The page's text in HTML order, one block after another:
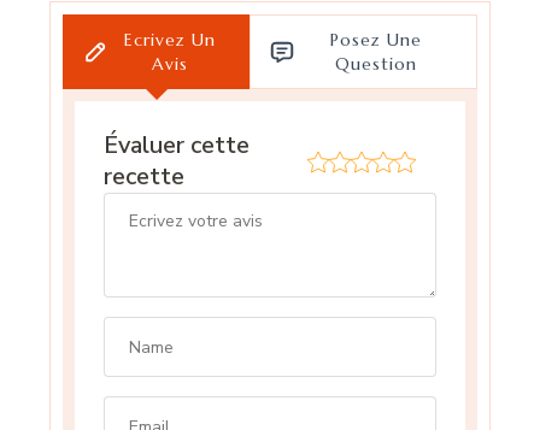
Ecrivez Un
Avis
Posez Une
Question
Évaluer cette
recette